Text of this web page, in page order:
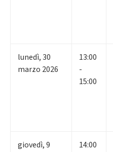
lunedì,30
marzo 2026
13:00
-
15:00
giovedì,9
14:00